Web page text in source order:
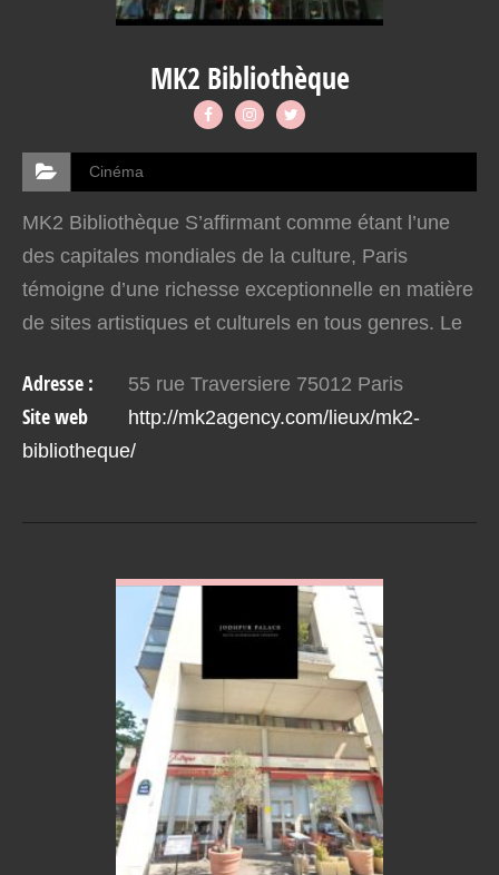
MK2 Bibliothèque
Cinéma
MK2 Bibliothèque S’affirmant comme étant l’une
des capitales mondiales de la culture, Paris
témoigne d’une richesse exceptionnelle en matière
de sites artistiques et culturels en tous genres. Le
et…
Adresse : 55 rue Traversiere 75012 Paris
Site web
http://mk2agency.com/lieux/mk2-
bibliotheque/